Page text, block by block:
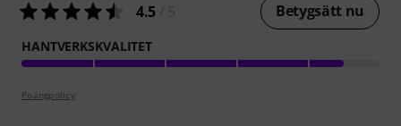
4.5 Betygsätt nu
HANTVERKSKVALITET
Poängpolicy